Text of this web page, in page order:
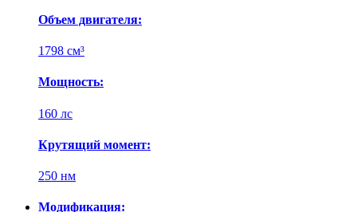
Объем двигателя:
1798 см³
Мощность:
160 лс
Крутящий момент:
250 нм
Модификация: